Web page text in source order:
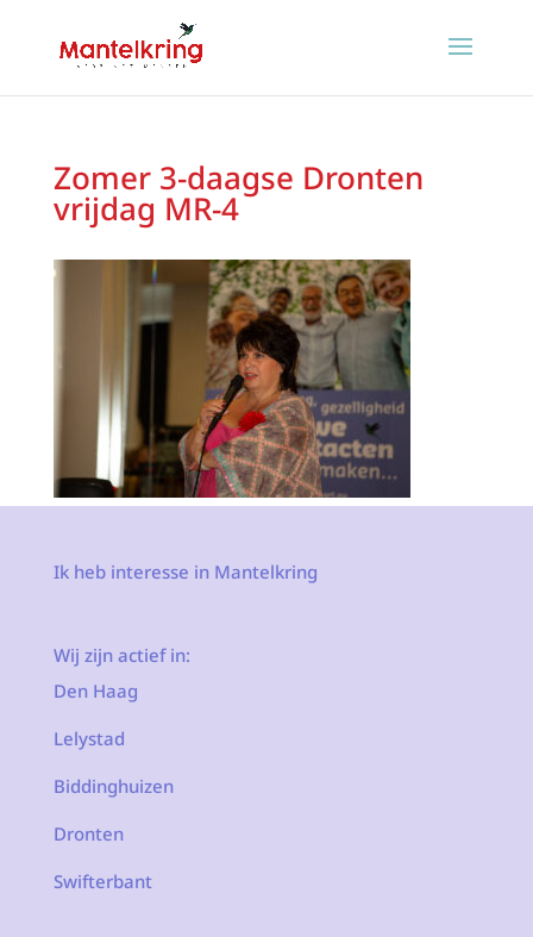
Zomer 3-daagse Dronten
vrijdag MR-4
Ik heb interesse in Mantelkring
Wij zijn actief in:
Den Haag
Lelystad
Biddinghuizen
Dronten
Swifterbant